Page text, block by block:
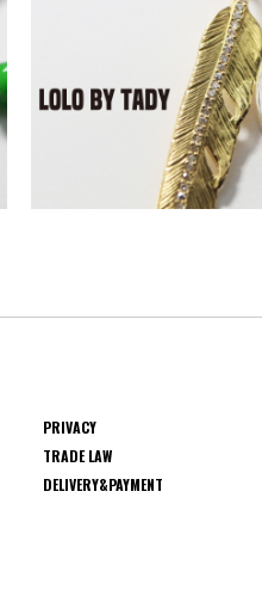
PRIVACY
TRADE LAW
DELIVERY&PAYMENT